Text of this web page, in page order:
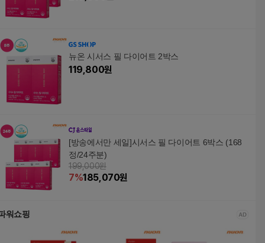
뉴온 시서스 필 다이어트 2박스
119,800원
[방송에서만 세일]시서스 필 다이어트 6박스 (168
정/24주분)
199,000원
7%185,070원
워쇼핑